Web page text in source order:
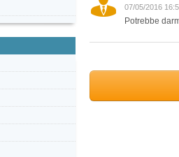
07/05/2016
Potrebbe